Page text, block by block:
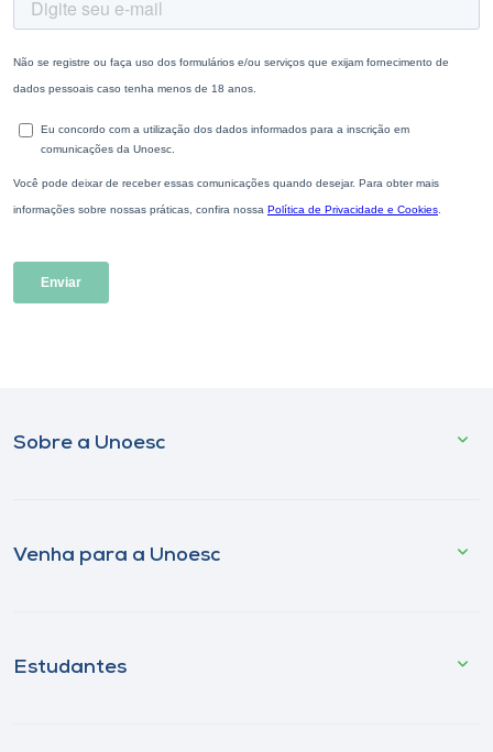
Sobre a Unoesc
Venha para a Unoesc
Estudantes